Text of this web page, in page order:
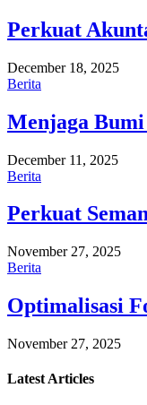
Perkuat
December 18, 2025
Berita
Menjaga
December 11, 2025
Berita
Perkuat
November 27, 2025
Berita
Optimalisasi
November 27, 2025
Latest Articles